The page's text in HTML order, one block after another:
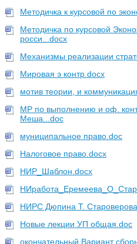
Методичка к курсовой по
Методичка по курсовой
росси...docx
Механизмы реализации
Мировая э контр.docx
мотив теории, и
МР по выполнению и оф.
Меша...doc
муниципальное право.doc
Налоговое право.docx
НИР_Шаблон.docx
НИРС Дюпина Т.
Новые лекции УП общая.doc
окончательный Вариант